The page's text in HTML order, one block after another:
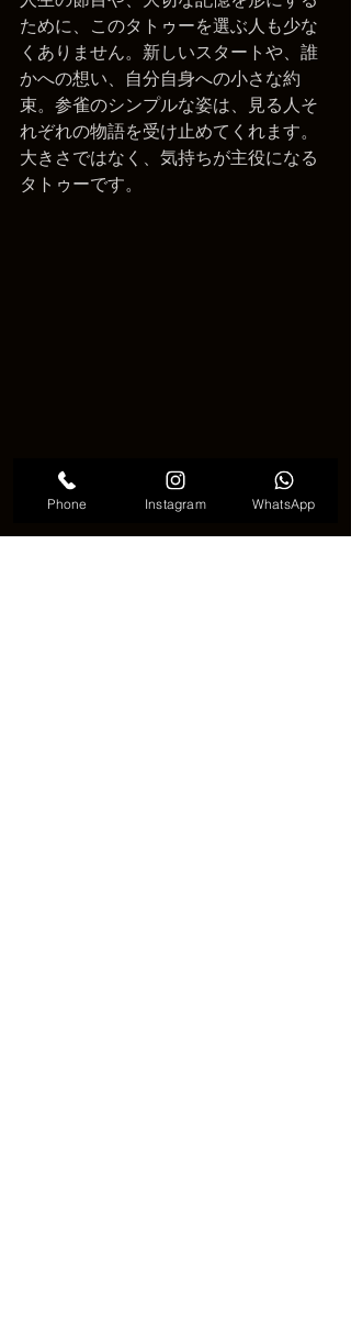
ために、このタトゥーを選ぶ人も少な
くありません。新しいスタートや、誰
かへの想い、自分自身への小さな約
束。参雀のシンプルな姿は、見る人そ
れぞれの物語を受け止めてくれます。
大きさではなく、気持ちが主役になる
タトゥーです。
Phone Instagram WhatsApp